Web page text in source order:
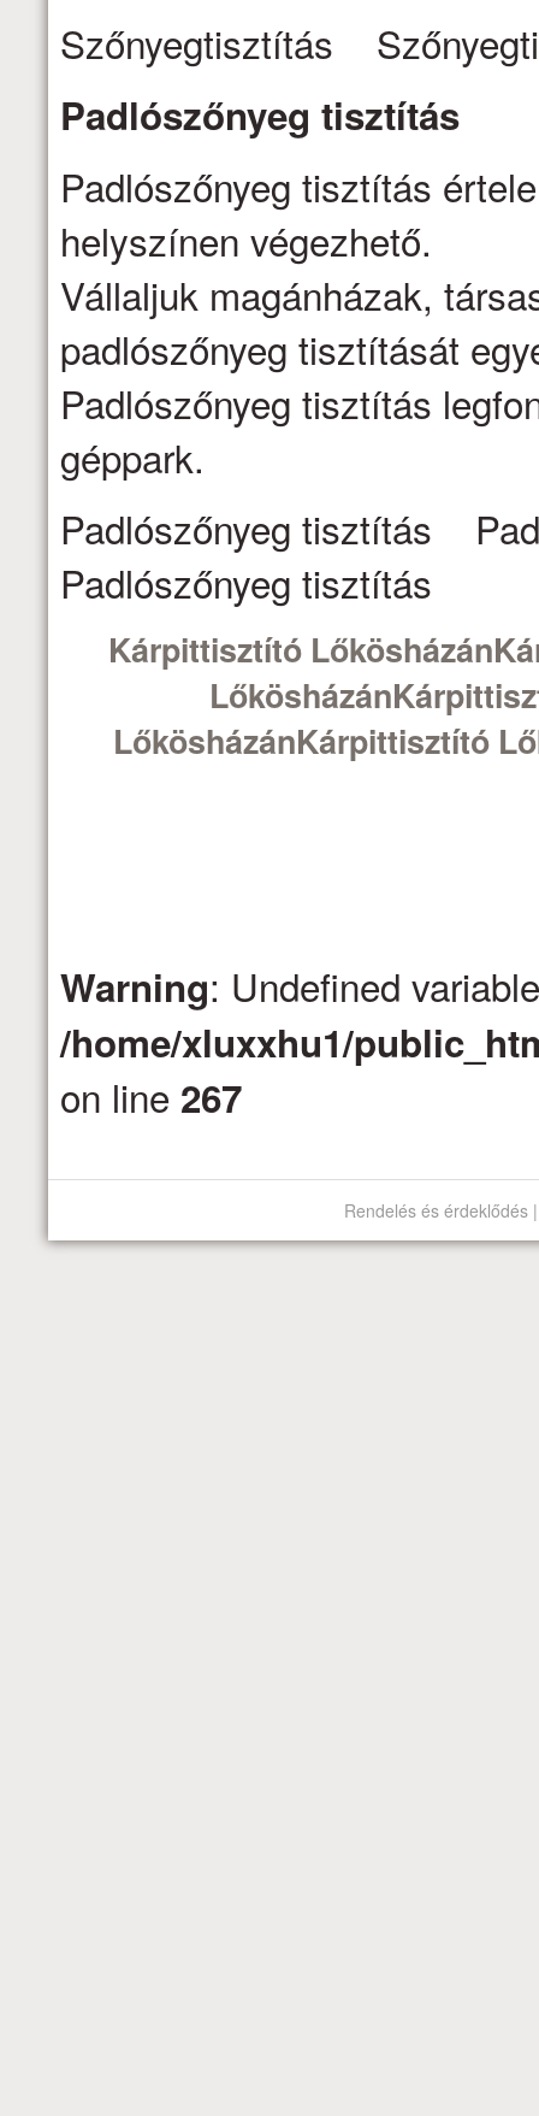
Szőnyegtisztítás
Padlószőnyeg tisztítás
Padlószőnyeg tisztítás
helyszínen végezhető.
Vállaljuk magánházak,
padlószőnyeg tisztítását
Padlószőnyeg tisztítás
géppark.
Padlószőnyeg tisztítás
Padlószőnyeg tisztítás
Kárpittisztító
LőkösházánKárpittisztító
Warning: Undefined
/home/xluxxhu1/
on line 267
Rendelés és érdeklődés